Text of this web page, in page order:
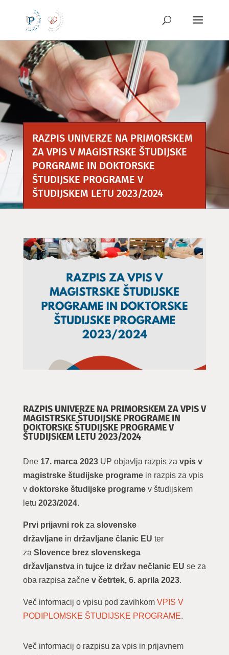
vsebino
RAZPIS UNIVERZE NA PRIMORSKEM
ZA VPIS V MAGISTRSKE ŠTUDIJSKE
PORGRAME IN DOKTORSKE
ŠTUDIJSKE PROGRAME V
ŠTUDIJSKEM LETU 2023/2024
RAZPIS UNIVERZE NA PRIMORSKEM ZA VPIS V
MAGISTRSKE ŠTUDIJSKE PROGRAME IN
DOKTORSKE ŠTUDIJSKE PROGRAME V
ŠTUDIJSKEM LETU 2023/2024
Dne 17. marca 2023 UP objavlja razpis za vpis v
magistrske študijske programe in razpis za vpis
v doktorske študijske programe v študijskem
letu 2023/2024.
Prvi prijavni rok za slovenske
državljane in državljane članic EU ter
za Slovence brez slovenskega
državljanstva in tujce iz držav nečlanic EU se za
oba razpisa začne včetrtek, 6. aprila 2023.
Več informacij o vpisu pod zavihkom VPIS V
PODIPLOMSKE ŠTUDIJSKE PROGRAME.
Več informacij o razpisu za vpis in prijavnem